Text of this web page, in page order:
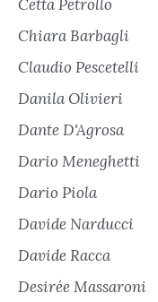
Cetta Petrollo
Chiara Barbagli
Claudio Pescetelli
Danila Olivieri
Dante D'Agrosa
Dario Meneghetti
Dario Piola
Davide Narducci
Davide Racca
Desirée Massaroni